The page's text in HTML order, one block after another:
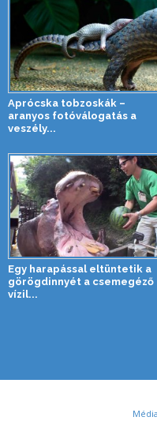
Aprócska tobzoskák –
aranyos fotóválogatás a
veszély...
Egy harapással eltüntetik a
görögdinnyét a csemegéző
vízil...